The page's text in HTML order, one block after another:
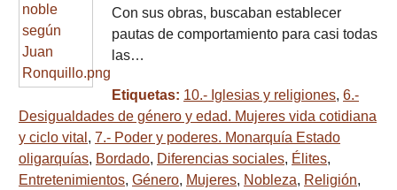
Con sus obras, buscaban establecer
pautas de comportamiento para casi todas
las…
Etiquetas: 10.- Iglesias y religiones, 6.-
Desigualdades de género y edad. Mujeres vida cotidiana
y ciclo vital , 7.- Poder y poderes. Monarquía Estado
oligarquías, Bordado, Diferencias sociales, Élites,
Entretenimientos, Género, Mujeres, Nobleza, Religión,